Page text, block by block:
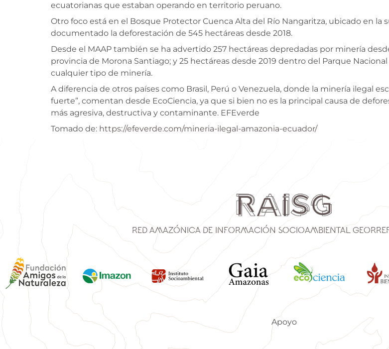
ecuatorianas que estaban operando en territorio peruano.
Otro foco está en el Bosque Protector Cuenca Alta del Río Nangaritza, ubicado en la
documentado la deforestación de 545 hectáreas desde 2018.
Desde el MAAP también se ha advertido 257 hectáreas depredadas por minería
provincia de Morona Santiago; y 25 hectáreas desde 2019 dentro del Parque
cualquier tipo de minería.
A diferencia de otros países como Brasil, Perú o Venezuela, donde la minería ilegal
fuerte”, comentan desde EcoCiencia, ya que si bien no es la principal causa de
más agresiva, destructiva y contaminante. EFEverde
Tomado de: https://efeverde.com/mineria-ilegal-amazonia-ecuador/
Red Amazónica de Información Socioambiental
Apoyo